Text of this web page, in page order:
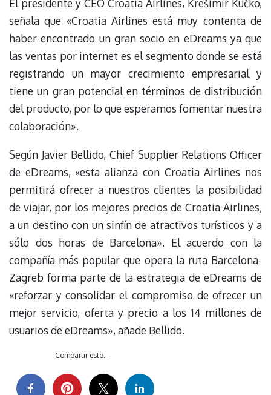
El presidente y CEO Croatia Airlines, Krešimir Kučko,
señala que «Croatia Airlines está muy contenta de
haber encontrado un gran socio en eDreams ya que
las ventas por internet es el segmento donde se está
registrando un mayor crecimiento empresarial y
tiene un gran potencial en términos de distribución
del producto, por lo que esperamos fomentar nuestra
colaboración».
Según Javier Bellido, Chief Supplier Relations Officer
de eDreams, «esta alianza con Croatia Airlines nos
permitirá ofrecer a nuestros clientes la posibilidad
de viajar, por los mejores precios de Croatia Airlines,
a un destino con un sinfín de atractivos turísticos y a
sólo dos horas de Barcelona». El acuerdo con la
compañía más popular que opera la ruta Barcelona-
Zagreb forma parte de la estrategia de eDreams de
«reforzar y consolidar el compromiso de ofrecer un
mejor servicio, oferta y precio a los 14 millones de
usuarios de eDreams», añade Bellido.
Compartir esto...